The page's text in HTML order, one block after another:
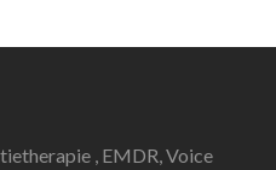
, EMDR, Voice